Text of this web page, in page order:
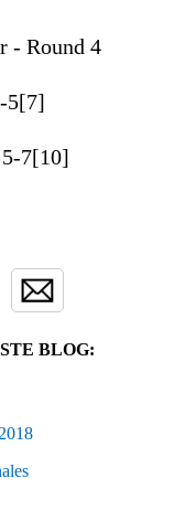
- Round 4
5[7]
7[10]
BLOG: